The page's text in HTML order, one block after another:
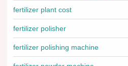
fertilizer plant cost
fertilizer polisher
fertilizer polishing machine